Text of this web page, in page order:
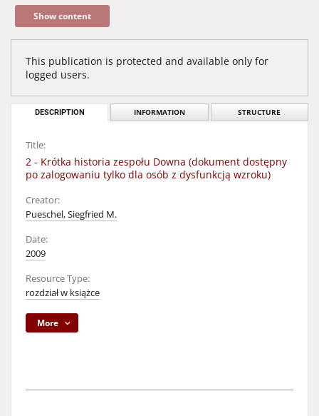
Show content
This publication is protected and available only for
logged users.
DESCRIPTION INFORMATION STRUCTURE
Title:
2 - Krótka historia zespołu Downa (dokument dostępny
po zalogowaniu tylko dla osób z dysfunkcją wzroku)
Creator:
Pueschel, Siegfried M.
Date:
2009
Resource Type:
rozdział w książce
More